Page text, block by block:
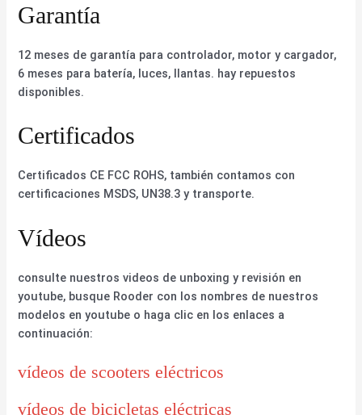
Garantía
12 meses de garantía para controlador, motor y cargador,
6 meses para batería, luces, llantas. hay repuestos
disponibles.
Certificados
Certificados CE FCC ROHS, también contamos con
certificaciones MSDS, UN38.3 y transporte.
Vídeos
consulte nuestros videos de unboxing y revisión en
youtube, busque Rooder con los nombres de nuestros
modelos en youtube o haga clic en los enlaces a
continuación:
vídeos de scooters eléctricos
vídeos de bicicletas eléctricas